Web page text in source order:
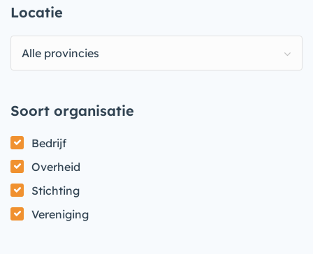
Locatie
Alle provincies
Soort organisatie
Bedrijf
Overheid
Stichting
Vereniging